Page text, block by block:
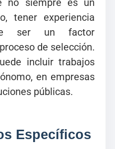
no siempre es un
tener experiencia
ser un factor
de selección.
incluir trabajos
en empresas
públicas.
Específicos